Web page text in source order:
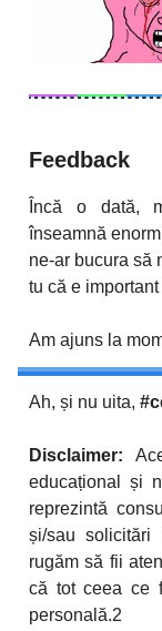
Feedback
Încă o dată,
înseamnă
ne-ar bucura să
tu că e important
Am ajuns la
Ah, și nu uita,
Disclaimer:
educațional și
reprezintă
și/sau solicitări
rugăm să fii
că tot ceea ce
personală.2